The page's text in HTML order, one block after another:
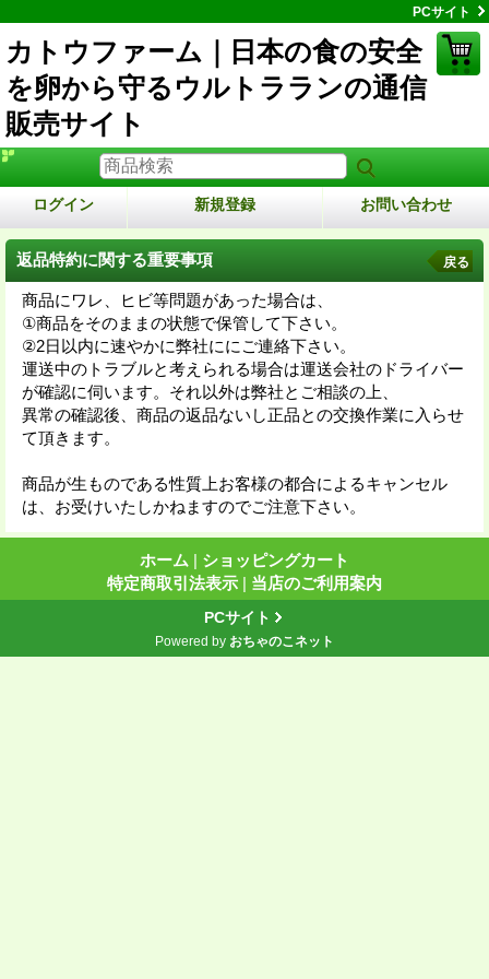
PCサイト
カトウファーム｜日本の食の安全
を卵から守るウルトラランの通信
販売サイト
ログイン 新規登録 お問い合わせ
返品特約に関する重要事項 戻る
商品にワレ、ヒビ等問題があった場合は、
①商品をそのままの状態で保管して下さい。
②2日以内に速やかに弊社ににご連絡下さい。
運送中のトラブルと考えられる場合は運送会社のドライバー
が確認に伺います。それ以外は弊社とご相談の上、
異常の確認後、商品の返品ないし正品との交換作業に入らせ
て頂きます。
商品が生ものである性質上お客様の都合によるキャンセル
は、お受けいたしかねますのでご注意下さい。
ホーム | ショッピングカート
特定商取引法表示 | 当店のご利用案内
PCサイト
Powered by おちゃのこネット